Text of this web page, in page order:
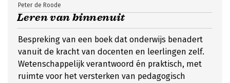
Leren van binnenuit
Peter de Roode
Bespreking van een boek dat onderwijs benadert
vanuit de kracht van docenten en leerlingen zelf.
Wetenschappelijk verantwoord én praktisch, met
ruimte voor het versterken van pedagogisch